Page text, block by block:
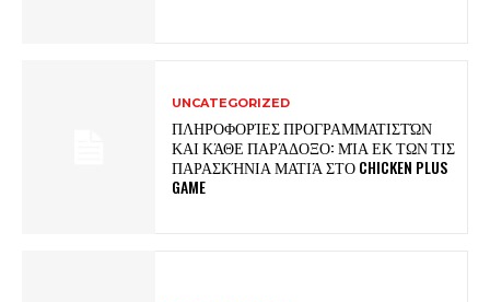
UNCATEGORIZED
ΠΛΗΡΟΦΟΡΊΕΣ ΠΡΟΓΡΑΜΜΑΤΙΣΤΏΝ
ΚΑΙ ΚΆΘΕ ΠΑΡΆΔΟΞΟ: ΜΊΑ ΕΚ ΤΩΝ ΤΙΣ
ΠΑΡΑΣΚΉΝΙΑ ΜΑΤΙΆ ΣΤΟ CHICKEN PLUS
GAME